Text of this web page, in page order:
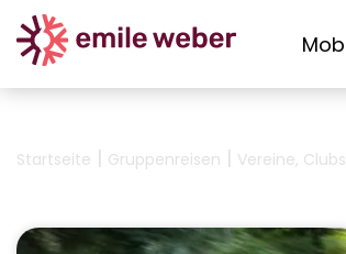
Startseite | Gruppenreisen | Vereine,